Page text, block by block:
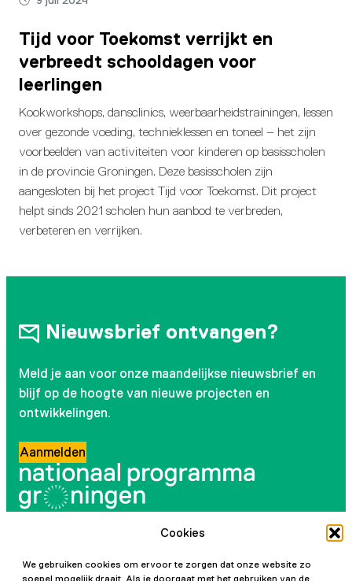
Cookies
We gebruiken cookies om ervoor te zorgen dat onze website zo
soepel mogelijk draait. Als je doorgaat met het gebruiken van de
Tijd voor Toekomst verrijkt en
verbreedt schooldagen voor
leerlingen
Kookworkshops, dansclinics, weerbaarheidstrainingen, lessen
over gezonde voeding, technieklessen en toneel – het zijn
voorbeelden van activiteiten voor kinderen op basisscholen
in de provincie Groningen. Deze basisscholen zijn
aangesloten bij het project Tijd voor Toekomst. Dit project
helpt sinds 2021 scholen hun aanbod te verbreden,
verbeteren en verrijken.
Nieuwsbrief ontvangen?
Meld je aan voor onze maandelijkse nieuwsbrief en
blijf op de hoogte van nieuwe projecten en
ontwikkelingen.
Aanmelden